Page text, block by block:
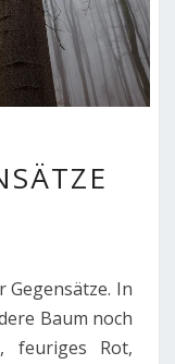
Gegensätze. In
Baum noch
feuriges Rot,